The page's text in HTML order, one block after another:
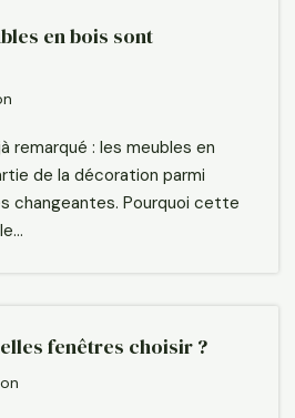
en bois sont
remarqué : les meubles en
de la décoration parmi
changeantes. Pourquoi cette
fenêtres choisir ?